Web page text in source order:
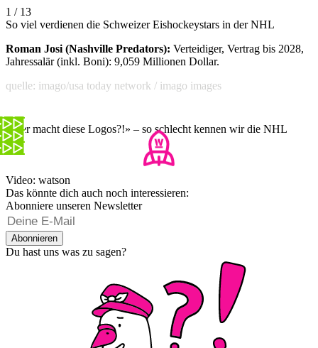
1 / 13
So viel verdienen die Schweizer Eishockeystars in der NHL
Roman Josi (Nashville Predators): Verteidiger, Vertrag bis 2028,
Jahressalär (inkl. Boni): 9,059 Millionen Dollar.
quelle: imago/usa today network / imago images
«Wer macht diese Logos?!» – so schlecht kennen wir die NHL
Video: watson
Das könnte dich auch noch interessieren:
Abonniere unseren Newsletter
Abonnieren
Du hast uns was zu sagen?